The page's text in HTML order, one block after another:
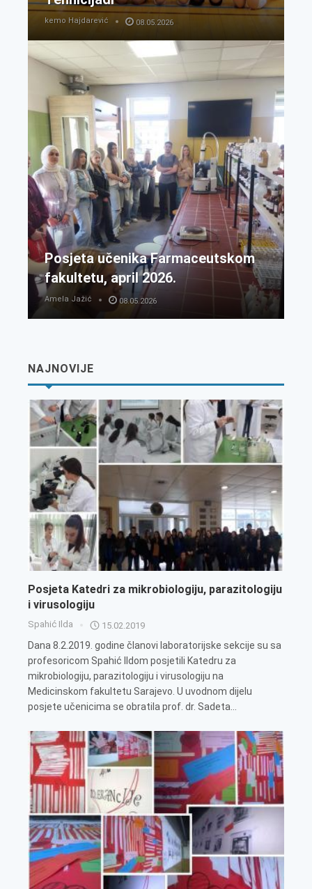
kemo Hajdarević 08.05.2026
Posjeta učenika Farmaceutskom
fakultetu, april 2026.
Amela Jažić 08.05.2026
NAJNOVIJE
Posjeta Katedri za mikrobiologiju, parazitologiju
i virusologiju
Spahić Ilda 15.02.2019
Dana 8.2.2019. godine članovi laboratorijske sekcije su sa
profesoricom Spahić Ildom posjetili Katedru za
mikrobiologiju, parazitologiju i virusologiju na
Medicinskom fakultetu Sarajevo. U uvodnom dijelu
posjete učenicima se obratila prof. dr. Sadeta...